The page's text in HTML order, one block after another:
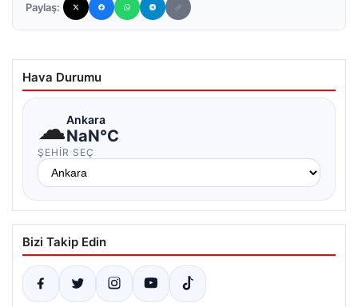
Paylaş:
Hava Durumu
☁Ankara
NaN°C
ŞEHIR SEÇ
Bizi Takip Edin